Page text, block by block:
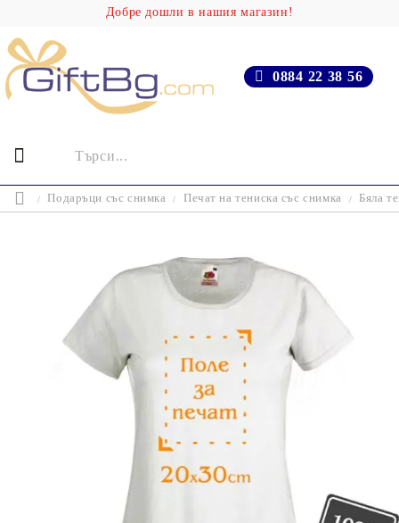
Добре дошли в нашия магазин!
0884 22 38 56
Подаръци със снимка Печат на тениска със снимка Бяла